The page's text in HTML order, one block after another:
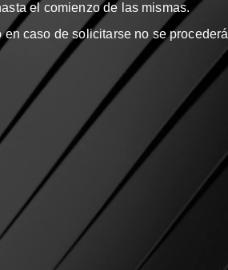
el comienzo de las mismas.
en caso de solicitarse no seprocederá